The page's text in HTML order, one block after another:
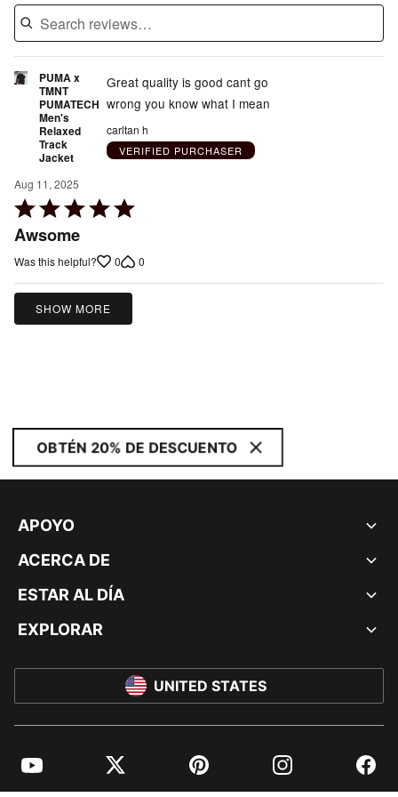
PUMA x
TMNT
PUMATECH
Men's
Relaxed
Track
Jacket
Aug 11, 2025
Rated
5
of
5
Awsome
Great quality is good cant go
wrong you know what I mean
carltan h
VERIFIED PURCHASER
Was this helpful? 0 0
SHOW MORE
OBTÉN 20% DE DESCUENTO
APOYO
ACERCA DE
ESTAR AL DÍA
EXPLORAR
UNITED STATES
YouTube Twitter Pinterest Instagram